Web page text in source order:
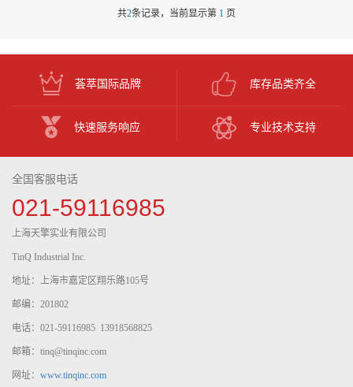
共2条记录，当前显示第 1 页
荟萃国际品牌 库存品类齐全
快速服务响应 专业技术支持
全国客服电话
021-59116985
上海天擎实业有限公司
TinQ Industrial Inc.
地址：上海市嘉定区翔乐路105号
邮编：201802
电话：021-59116985 13918568825
邮箱：tinq@tinqinc.com
网址： www.tinqinc.com